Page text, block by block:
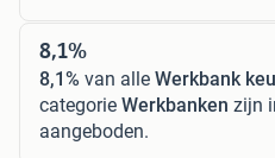
8,1%
8,1% van alle Werkbank
categorie Werkbanken zijn
aangeboden.